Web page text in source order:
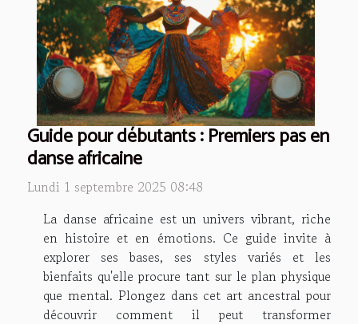
Guide pour débutants : Premiers pas en
danse africaine
Lundi 1 septembre 2025 08:48
La danse africaine est un univers vibrant, riche
en histoire et en émotions. Ce guide invite à
explorer ses bases, ses styles variés et les
bienfaits qu'elle procure tant sur le plan physique
que mental. Plongez dans cet art ancestral pour
découvrir comment il peut transformer